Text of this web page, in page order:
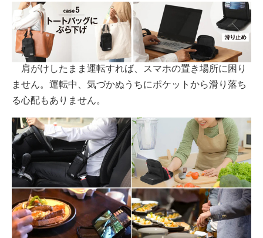
肩がけしたまま運転すれば、スマホの置き場所に困り
ません。運転中、気づかぬうちにポケットから滑り落ち
る心配もありません。